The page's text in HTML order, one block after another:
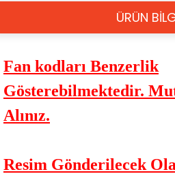
ÜRÜN
Fan kodları Benzerlik
Gösterebilmektedir.
Alınız.
Resim Gönderilecek